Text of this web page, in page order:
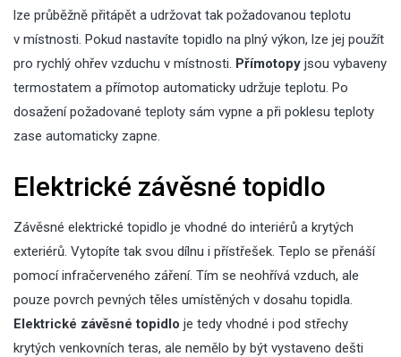
lze průběžně přitápět a udržovat tak požadovanou teplotu
v místnosti. Pokud nastavíte topidlo na plný výkon, lze jej použít
pro rychlý ohřev vzduchu v místnosti. Přímotopy jsou vybaveny
termostatem a přímotop automaticky udržuje teplotu. Po
dosažení požadované teploty sám vypne a při poklesu teploty
zase automaticky zapne.
Elektrické závěsné topidlo
Závěsné elektrické topidlo je vhodné do interiérů a krytých
exteriérů. Vytopíte tak svou dílnu i přístřešek. Teplo se přenáší
pomocí infračerveného záření. Tím se neohřívá vzduch, ale
pouze povrch pevných těles umístěných v dosahu topidla.
Elektrické závěsné topidlo je tedy vhodné i pod střechy
krytých venkovních teras, ale nemělo by být vystaveno dešti